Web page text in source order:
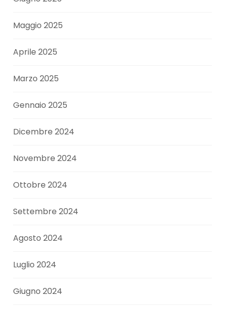
Maggio 2025
Aprile 2025
Marzo 2025
Gennaio 2025
Dicembre 2024
Novembre 2024
Ottobre 2024
Settembre 2024
Agosto 2024
Luglio 2024
Giugno 2024